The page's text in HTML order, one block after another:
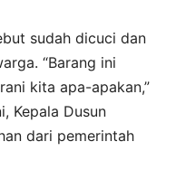
sudah dicuci dan
“Barang ini
kita apa-apakan,”
Kepala Dusun
dari pemerintah